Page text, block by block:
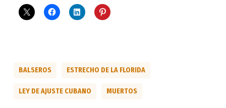
BALSEROS ESTRECHO DE LA FLORIDA
LEY DE AJUSTE CUBANO MUERTOS